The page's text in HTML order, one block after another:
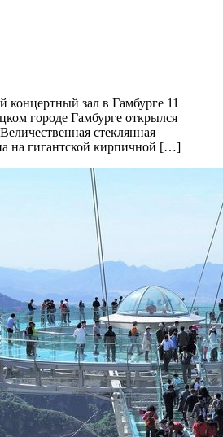
зал в Гамбурге 11
городе Гамбурге открылся
стеклянная
на гигантской кирпичной […]